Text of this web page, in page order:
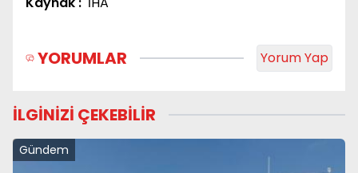
YORUMLAR Yorum Yap
İLGİNİZİ ÇEKEBİLİR
Gündem